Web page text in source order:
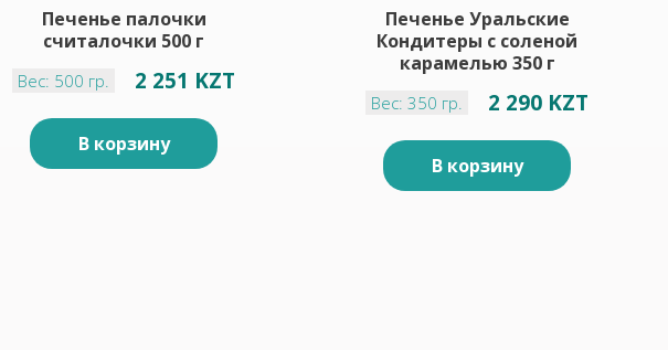
Печенье палочки
считалочки 500 г
Вес: 500 гр. 2 251 KZT
В корзину
Печенье Уральские
Кондитеры с соленой
карамелью 350 г
Вес: 350 гр. 2 290 KZT
В корзину